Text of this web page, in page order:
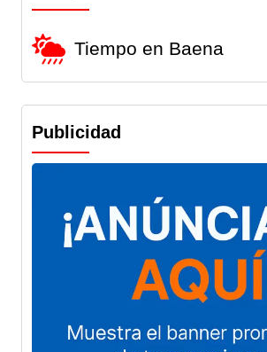
Tiempo en Baena
Publicidad